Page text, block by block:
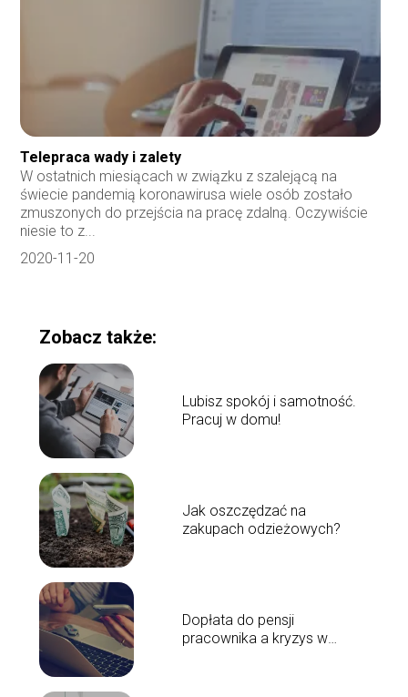
Telepraca wady i zalety
W ostatnich miesiącach w związku z szalejącą na
świecie pandemią koronawirusa wiele osób zostało
zmuszonych do przejścia na pracę zdalną. Oczywiście
niesie to z...
2020-11-20
Zobacz także:
Lubisz spokój i samotność.
Pracuj w domu!
Jak oszczędzać na
zakupach odzieżowych?
Dopłata do pensji
pracownika a kryzys w